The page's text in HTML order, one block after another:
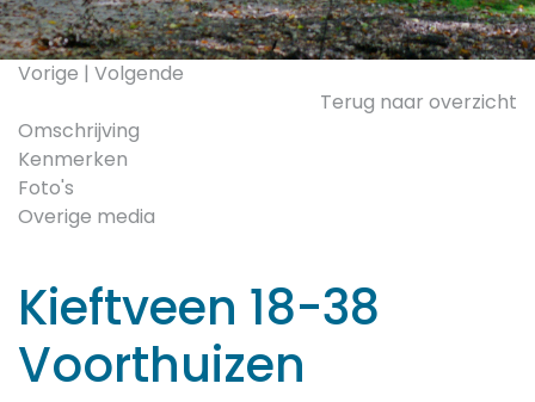
Vorige | Volgende
Terug naar overzicht
Omschrijving
Kenmerken
Foto's
Overige media
Kieftveen 18-38
Voorthuizen